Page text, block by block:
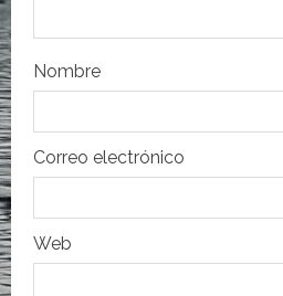
t
r
a
d
a
s
Nombre
Correo electrónico
Web